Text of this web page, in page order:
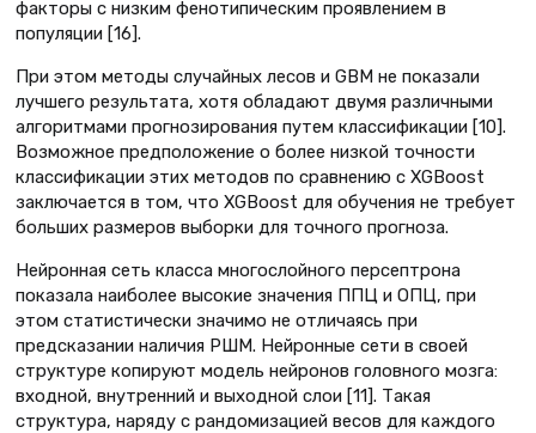
факторы с низким фенотипическим проявлением в
популяции [16].
При этом методы случайных лесов и GBM не показали
лучшего результата, хотя обладают двумя различными
алгоритмами прогнозирования путем классификации [10].
Возможное предположение о более низкой точности
классификации этих методов по сравнению с XGBoost
заключается в том, что XGBoost для обучения не требует
больших размеров выборки для точного прогноза.
Нейронная сеть класса многослойного персептрона
показала наиболее высокие значения ППЦ и ОПЦ, при
этом статистически значимо не отличаясь при
предсказании наличия РШМ. Нейронные сети в своей
структуре копируют модель нейронов головного мозга:
входной, внутренний и выходной слои [11]. Такая
структура, наряду с рандомизацией весов для каждого